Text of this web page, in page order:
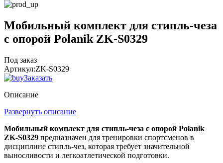
Мобильный комплект для стипль-чеза
с опорой Polanik ZK-S0329
Под заказ
Артикул:ZK-S0329
Заказать
Описание
Развернуть описание
Мобильный комплект для стипль-чеза с опорой Polanik
ZK-S0329 предназначен для тренировки спортсменов в
дисциплине стипль-чез, которая требует значительной
выносливости и легкоатлетической подготовки.